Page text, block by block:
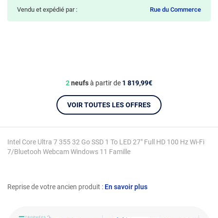
Reprise de votre ancien produit : En savoir plus
Intel Core Ultra 7 355 32 Go SSD 1 To LED 27" Full HD 100 Hz Wi-Fi
7/Bluetooh Webcam Windows 11 Famille
Vendu et expédié par : Rue du Commerce
2neufsà partir de 1 819,99€
VOIR TOUTES LES OFFRES